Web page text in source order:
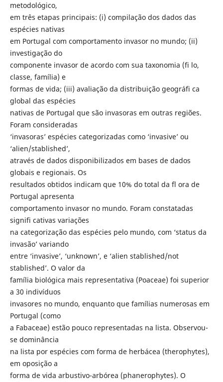
metodológico,
em três etapas principais: (i) compilação dos dados das
espécies nativas
em Portugal com comportamento invasor no mundo; (ii)
investigação do
componente invasor de acordo com sua taxonomia (fi lo,
classe, família) e
formas de vida; (iii) avaliação da distribuição geográfi ca
global das espécies
nativas de Portugal que são invasoras em outras regiões.
Foram consideradas
‘invasoras’ espécies categorizadas como ‘invasive’ ou
‘alien/stablished’,
através de dados disponibilizados em bases de dados
globais e regionais. Os
resultados obtidos indicam que 10% do total da fl ora de
Portugal apresenta
comportamento invasor no mundo. Foram constatadas
signifi cativas variações
na categorização das espécies pelo mundo, com ‘status da
invasão’ variando
entre ‘invasive’, ‘unknown’, e ‘alien stablished/not
stablished’. O valor da
família biológica mais representativa (Poaceae) foi superior
a 30 indivíduos
invasores no mundo, enquanto que famílias numerosas em
Portugal (como
a Fabaceae) estão pouco representadas na lista. Observou-
se dominância
na lista por espécies com forma de herbácea (therophytes),
em oposição a
forma de vida arbustivo-arbórea (phanerophytes). O